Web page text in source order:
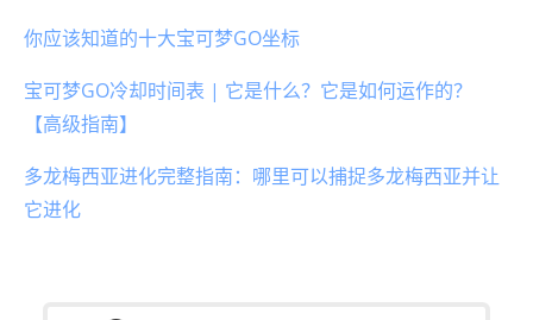
你应该知道的十大宝可梦GO坐标
宝可梦GO冷却时间表 | 它是什么？它是如何运作的？
【高级指南】
多龙梅西亚进化完整指南：哪里可以捕捉多龙梅西亚并让
它进化